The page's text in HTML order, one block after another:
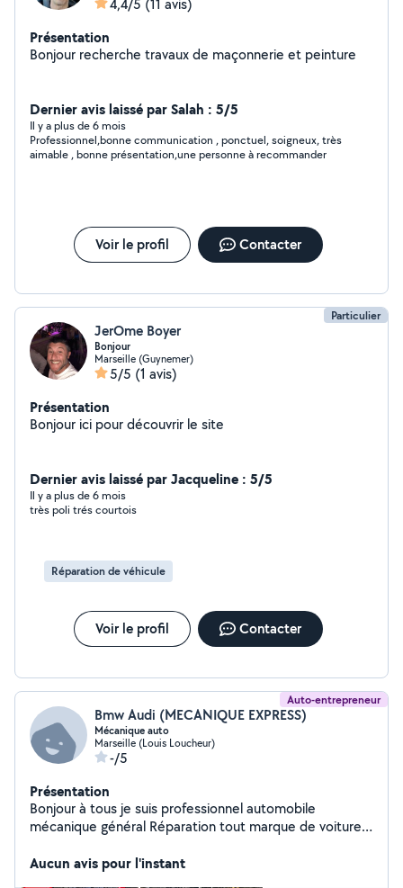
4,4/5 (11 avis)
Présentation
Bonjour recherche travaux de maçonnerie et peinture
Dernier avis laissé par Salah : 5/5
Il y a plus de 6 mois
Professionnel,bonne communication , ponctuel, soigneux, très
aimable , bonne présentation,une personne à recommander
Voir le profil Contacter
Particulier
JerOme Boyer
Bonjour
Marseille (Guynemer)
5/5 (1 avis)
Présentation
Bonjour ici pour découvrir le site
Dernier avis laissé par Jacqueline : 5/5
Il y a plus de 6 mois
très poli trés courtois
Réparation de véhicule
Voir le profil Contacter
Auto-entrepreneur
Bmw Audi (MECANIQUE EXPRESS)
Mécanique auto
Marseille (Louis Loucheur)
-/5
Présentation
Bonjour à tous je suis professionnel automobile
mécanique général Réparation tout marque de voiture
Pneus neufs et occasion Réparation boîte automatique
Aucun avis pour l'instant